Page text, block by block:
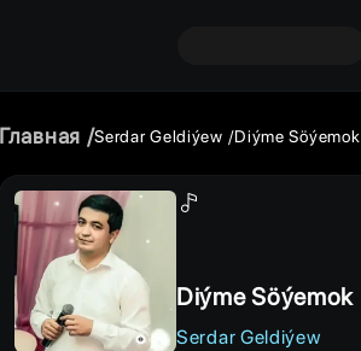
Главная Serdar Geldiýew Diýme Söýemok
Diýme Söýemok
Serdar Geldiýew